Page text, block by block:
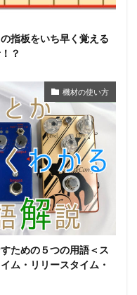
指板をいち早く覚える
？
機材の使い方
ための５つの用語＜ス
ム・リリースタイム・